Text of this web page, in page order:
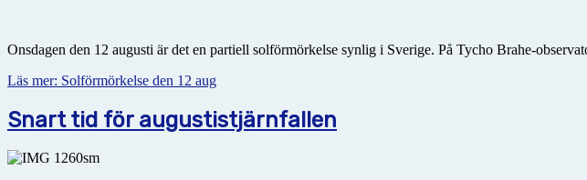
Onsdagen den 12 augusti är det en partiell solförmörkelse synlig i Sverige. På Tycho Brahe-
Läs mer: Solförmörkelse den 12 aug
Snart tid för augustistjärnfallen